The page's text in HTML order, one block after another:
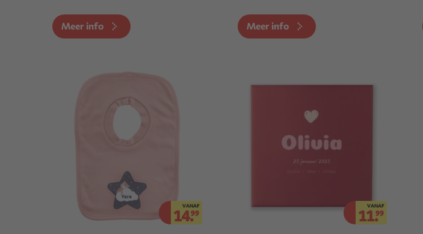
Meer info Meer info
VANAF
14.99
VANAF
11.99